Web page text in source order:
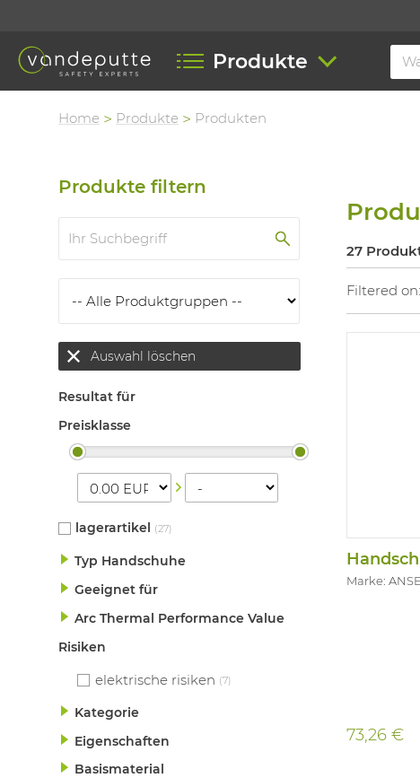
Produkte
Home Produkte Produkten
Produkte filtern
Auswahl löschen
Resultat für
Preisklasse
lagerartikel (27)
Typ Handschuhe
Geeignet für
Arc Thermal Performance Value
Risiken
elektrische risiken (7)
Kategorie
Eigenschaften
Basismaterial
27
Filtered on:
Marke:
73,26 €